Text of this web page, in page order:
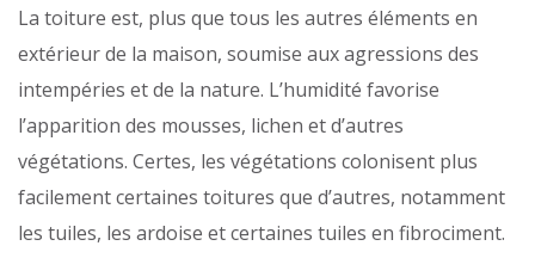
La toiture est, plus que tous les autres éléments en
extérieur de la maison, soumise aux agressions des
intempéries et de la nature. L’humidité favorise
l’apparition des mousses, lichen et d’autres
végétations. Certes, les végétations colonisent plus
facilement certaines toitures que d’autres, notamment
les tuiles, les ardoise et certaines tuiles en fibrociment.